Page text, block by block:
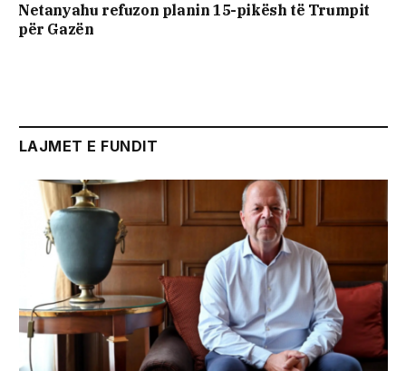
Netanyahu refuzon planin 15-pikësh të Trumpit
për Gazën
LAJMET E FUNDIT